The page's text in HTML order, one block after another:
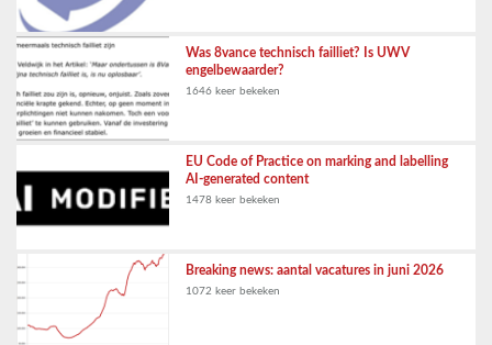
Was 8vance technisch failliet? Is UWV
engelbewaarder?
1646 keer bekeken
EU Code of Practice on marking and labelling
AI-generated content
1478 keer bekeken
Breaking news: aantal vacatures in juni 2026
1072 keer bekeken